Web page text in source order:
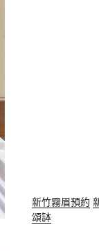
新竹霧眉預約
頌缽